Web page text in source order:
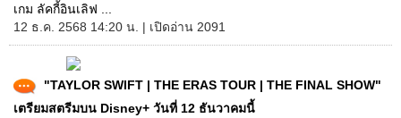
เกม ลัคกี้อินเลิฟ ...
12 ธ.ค. 2568 14:20 น. | เปิดอ่าน 2091
"TAYLOR SWIFT | THE ERAS TOUR | THE FINAL SHOW"
เตรียมสตรีมบน Disney+ วันที่ 12 ธันวาคมนี้